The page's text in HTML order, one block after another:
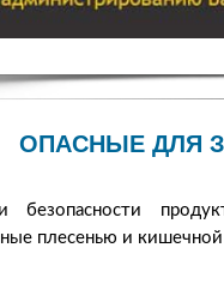
ОПАСНЫЕ ДЛЯ
плесенью и